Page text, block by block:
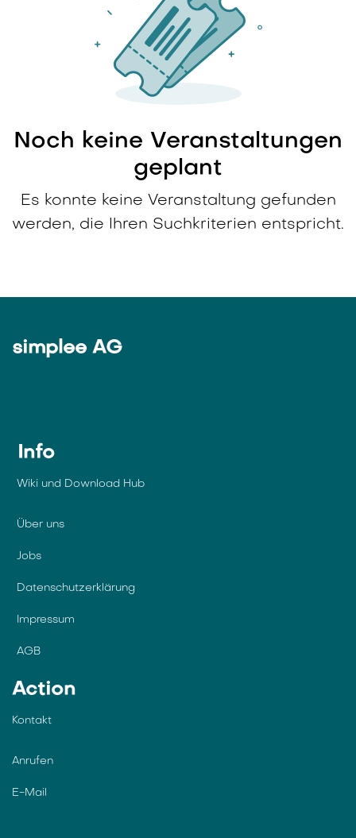
Noch keine Veranstaltungen
geplant
Es konnte keine Veranstaltung gefunden
werden, die Ihren Suchkriterien entspricht.
simplee AG
Info
Wiki und Download Hub
Über uns
Jobs
Datenschutzerklärung
Impressum
AGB
Action
Kontakt
Anrufen
E-Mail